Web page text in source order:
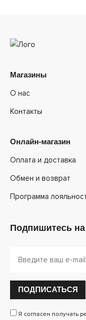
Магазины
О нас
Контакты
Онлайн-магазин
Оплата и доставка
Обмен и возврат
Программа
Подпишитесь
ПОДПИСАТЬСЯ
Я согласен получать